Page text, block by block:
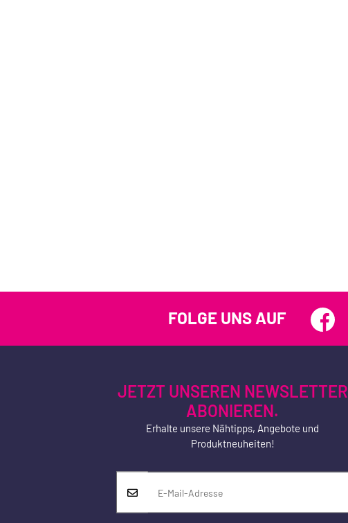
FOLGE UNS AUF
JETZT UNSEREN NEWSLETTER
ABONIEREN.
Erhalte unsere Nähtipps, Angebote und
Produktneuheiten!